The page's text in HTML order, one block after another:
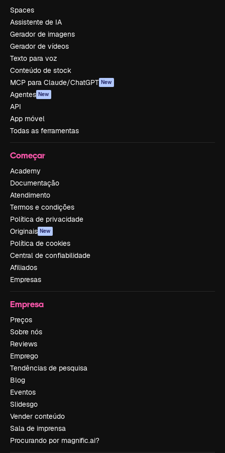
Spaces
Assistente de IA
Gerador de imagens
Gerador de vídeos
Texto para voz
Conteúdo de stock
MCP para Claude/ChatGPT New
Agentes New
API
App móvel
Todas as ferramentas
Começar
Academy
Documentação
Atendimento
Termos e condições
Política de privacidade
Originais New
Política de cookies
Central de confiabilidade
Afiliados
Empresas
Empresa
Preços
Sobre nós
Reviews
Emprego
Tendências de pesquisa
Blog
Eventos
Slidesgo
Vender conteúdo
Sala de imprensa
Procurando por magnific.ai?